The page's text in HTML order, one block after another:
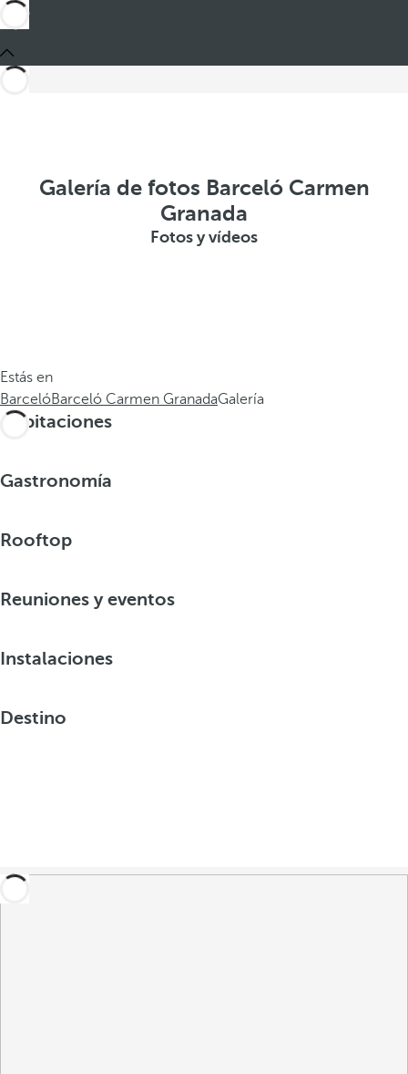
Galería de fotos Barceló Carmen
Granada
Fotos y vídeos
Estás en
BarcelóBarceló Carmen GranadaGalería
Habitaciones
Gastronomía
Rooftop
Reuniones y eventos
Instalaciones
Destino